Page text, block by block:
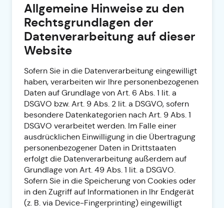
Allgemeine Hinweise zu den
Rechtsgrundlagen der
Datenverarbeitung auf dieser
Website
Sofern Sie in die Datenverarbeitung eingewilligt
haben, verarbeiten wir Ihre personenbezogenen
Daten auf Grundlage von Art. 6 Abs. 1 lit. a
DSGVO bzw. Art. 9 Abs. 2 lit. a DSGVO, sofern
besondere Datenkategorien nach Art. 9 Abs. 1
DSGVO verarbeitet werden. Im Falle einer
ausdrücklichen Einwilligung in die Übertragung
personenbezogener Daten in Drittstaaten
erfolgt die Datenverarbeitung außerdem auf
Grundlage von Art. 49 Abs. 1 lit. a DSGVO.
Sofern Sie in die Speicherung von Cookies oder
in den Zugriff auf Informationen in Ihr Endgerät
(z. B. via Device-Fingerprinting) eingewilligt